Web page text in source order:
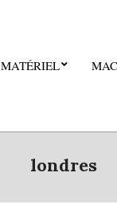
MATÉRIEL
londres